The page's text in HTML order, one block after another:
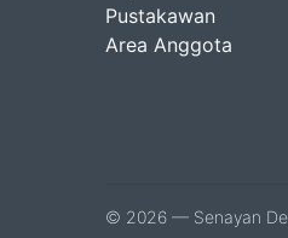
Pustakawan
Area Anggota
© 2026 — Senayan